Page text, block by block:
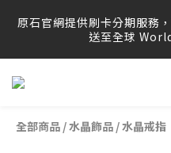
原石官網提供刷卡分期服務
送至全球
原石官網提供刷卡分期服務
送至全球
原石官網不會主動寄信要求
額或付款，請勿點選任何不
全部商品 /水晶飾品 /水晶戒指